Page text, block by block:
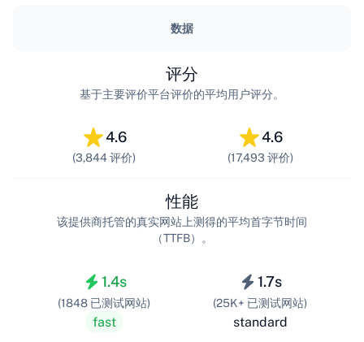
数据
4.6
(3,844 评价)
评分
基于主要评价平台评价的平均用户评分。
4.6
(17,493 评价)
1.4s
(1848 已测试网站)
fast
性能
该提供商托管的真实网站上测得的平均首字节时间
（TTFB）。
1.7s
(25K+ 已测试网站)
standard